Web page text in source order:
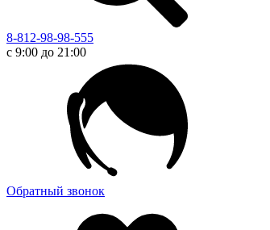
8-812-98-98-555
с 9:00 до 21:00
Обратный звонок